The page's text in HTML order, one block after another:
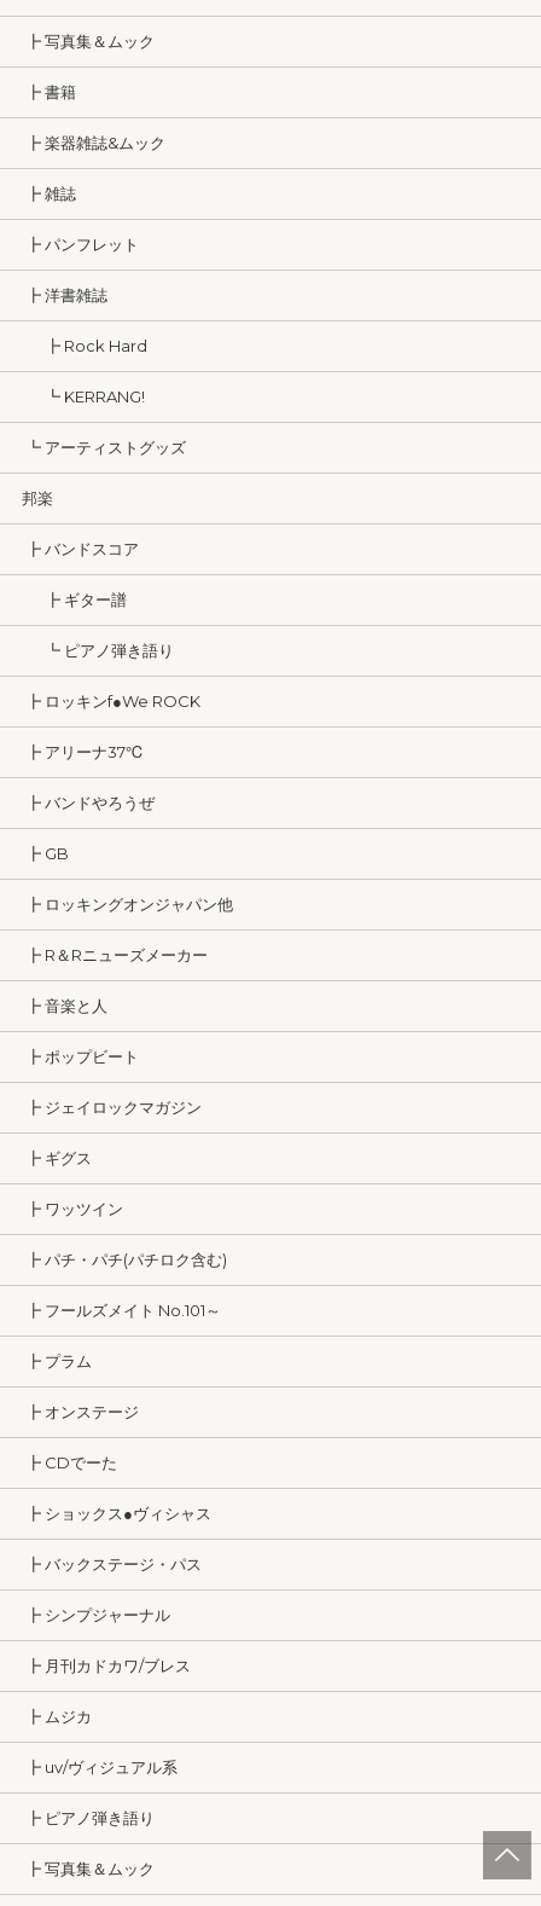
┣ 写真集＆ムック
┣ 書籍
┣ 楽器雑誌&ムック
┣ 雑誌
┣ パンフレット
┣ 洋書雑誌
┣ Rock Hard
┗ KERRANG!
┗ アーティストグッズ
邦楽
┣ バンドスコア
┣ ギター譜
┗ ピアノ弾き語り
┣ ロッキンf●We ROCK
┣ アリーナ37℃
┣ バンドやろうぜ
┣ GB
┣ ロッキングオンジャパン他
┣ R＆Rニューズメーカー
┣ 音楽と人
┣ ポップビート
┣ ジェイロックマガジン
┣ ギグス
┣ ワッツイン
┣ パチ・パチ(パチロク含む)
┣ フールズメイト No.101～
┣ プラム
┣ オンステージ
┣ CDでーた
┣ ショックス●ヴィシャス
┣ バックステージ・パス
┣ シンプジャーナル
┣ 月刊カドカワ/ブレス
┣ ムジカ
┣ uv/ヴィジュアル系
┣ ピアノ弾き語り
┣ 写真集＆ムック